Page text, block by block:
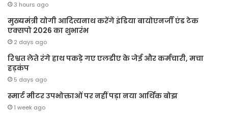
3 hours ago
मुख्यमंत्री योगी आदित्यनाथ करेंगे इंडिया बायोएनर्जी एंड टेक
एक्सपो 2026 का शुभारंभ
2 days ago
रिश्वत लेते रंगे हाथ पकड़े गए एलडीए के जेई और कर्मचारी, मचा
हड़कंप
5 days ago
स्मार्ट मीटर उपभोक्ताओं पर नहीं पड़ा नया आर्थिक बोझ
1 week ago